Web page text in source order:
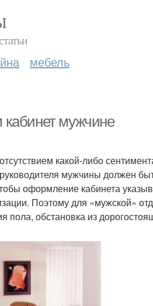
мебель
мужчине
какой-либо
мужчины должен
оформление кабинета
Поэтому для «мужской»
пола, обстановка из